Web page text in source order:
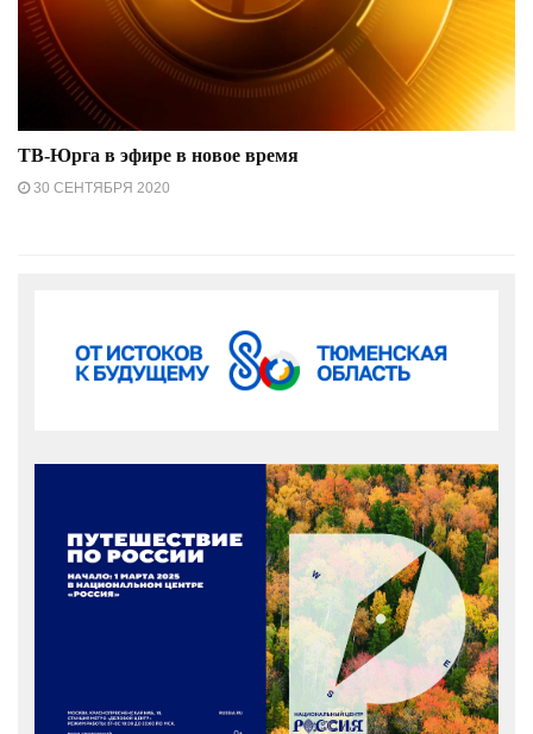
ТВ-Юрга в эфире в новое время
30 СЕНТЯБРЯ 2020